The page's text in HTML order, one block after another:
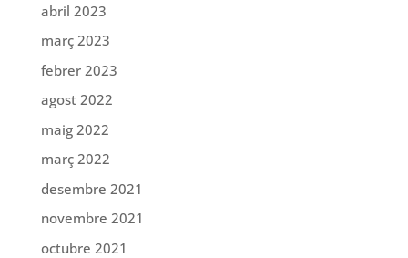
abril 2023
març 2023
febrer 2023
agost 2022
maig 2022
març 2022
desembre 2021
novembre 2021
octubre 2021